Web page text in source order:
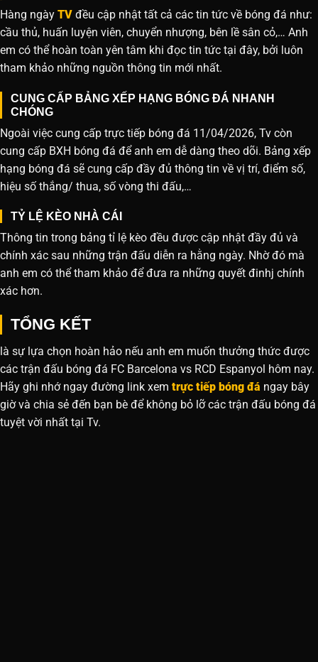
Hàng ngày TV đều cập nhật tất cả các tin tức về bóng đá như:
cầu thủ, huấn luyện viên, chuyển nhượng, bên lề sân cỏ,… Anh
em có thể hoàn toàn yên tâm khi đọc tin tức tại đây, bởi luôn
tham khảo những nguồn thông tin mới nhất.
CUNG CẤP BẢNG XẾP HẠNG BÓNG ĐÁ NHANH
CHÓNG
Ngoài việc cung cấp trực tiếp bóng đá 11/04/2026, Tv còn
cung cấp BXH bóng đá để anh em dễ dàng theo dõi. Bảng xếp
hạng bóng đá sẽ cung cấp đầy đủ thông tin về vị trí, điểm số,
hiệu số thắng/ thua, số vòng thi đấu,…
TỶ LỆ KÈO NHÀ CÁI
Thông tin trong bảng tỉ lệ kèo đều được cập nhật đầy đủ và
chính xác sau những trận đấu diễn ra hằng ngày. Nhờ đó mà
anh em có thể tham khảo để đưa ra những quyết đinhj chính
xác hơn.
TỔNG KẾT
là sự lựa chọn hoàn hảo nếu anh em muốn thưởng thức được
các trận đấu bóng đá FC Barcelona vs RCD Espanyol hôm nay.
Hãy ghi nhớ ngay đường link xem trực tiếp bóng đá ngay bây
giờ và chia sẻ đến bạn bè để không bỏ lỡ các trận đấu bóng đá
tuyệt vời nhất tại Tv.